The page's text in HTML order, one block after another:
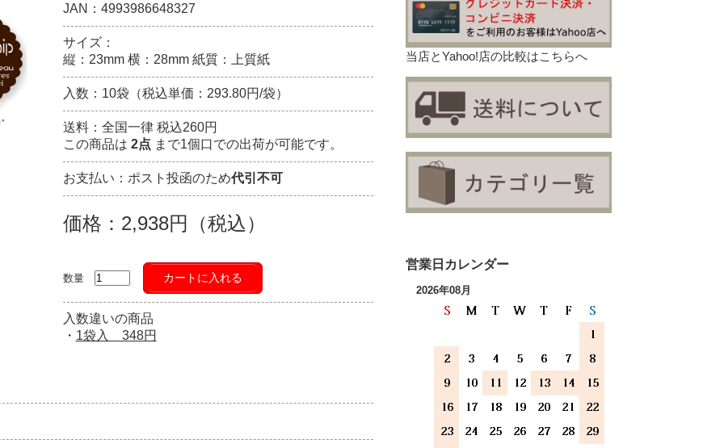
JAN：4993986648327
サイズ：
縦：23mm 横：28mm 紙質：上質紙
入数：10袋（税込単価：293.80円/袋）
送料：全国一律 税込260円
この商品は 2点 まで1個口での出荷が可能です。
お支払い：ポスト投函のため代引不可
価格：2,938円（税込）
数量 カートに入れる
入数違いの商品
・ 1袋入 348円
当店とYahoo!店の比較はこちらへ
営業日カレンダー
2026年08月